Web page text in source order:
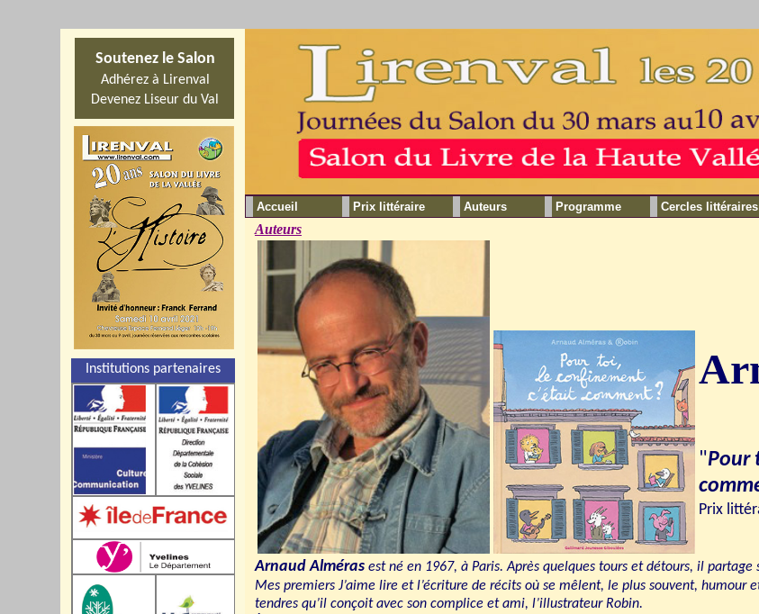
Auteurs
"Pour
Prix
Arnaud Alméras est né en 1967, à Paris. Après quelques tours et détours, il
Mes premiers J’aime lire et l’écriture de récits où se mêlent, le plus souvent, humour
tendres qu’il conçoit avec son complice et ami, l’illustrateur Robin.
Accueil Cercles littéraires
Prix littéraire Auteurs Programme
Soutenez le Salon
Adhérez à Lirenval
Devenez Liseur du Val
Institutions partenaires